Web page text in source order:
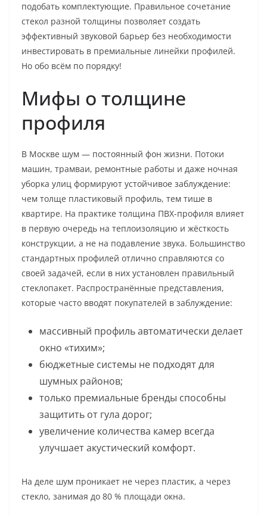
подобать комплектующие. Правильное сочетание
стекол разной толщины позволяет создать
эффективный звуковой барьер без необходимости
инвестировать в премиальные линейки профилей.
Но обо всём по порядку!
Мифы о толщине
профиля
В Москве шум — постоянный фон жизни. Потоки
машин, трамваи, ремонтные работы и даже ночная
уборка улиц формируют устойчивое заблуждение:
чем толще пластиковый профиль, тем тише в
квартире. На практике толщина ПВХ-профиля влияет
в первую очередь на теплоизоляцию и жёсткость
конструкции, а не на подавление звука. Большинство
стандартных профилей отлично справляются со
своей задачей, если в них установлен правильный
стеклопакет. Распространённые представления,
которые часто вводят покупателей в заблуждение:
массивный профиль автоматически делает
окно «тихим»;
бюджетные системы не подходят для
шумных районов;
только премиальные бренды способны
защитить от гула дорог;
увеличение количества камер всегда
улучшает акустический комфорт.
На деле шум проникает не через пластик, а через
стекло, занимая до 80 % площади окна.